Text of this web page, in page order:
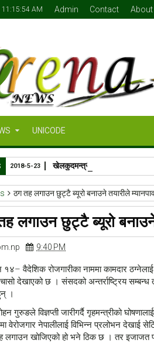
11:15:54 AM Admin Contact About
UNICODE
खेलकुदमन्त्री जेबी सुनारको ५०
2018-5-23
ठग तह लगाउन छुट्टै ब्यूरो बनाउने तयारीले
लगाउन छुट्टै ब्यूरो बनाउने
9:40 PM
१४– वैदेशिक रोजगारीका नाममा कामदार
देखाएको छ । संसदको अन्तर्राष्ट्रिय सम्बन्ध
।
गुरुङले विज्ञप्ती जारीगर्दै गृहमन्त्रीको
वेरोजगार नेपालीलाई विभिन्न प्रलोभन देखाई
लगाउन खोजिएको हो भने ठिक छ । तर इजाजत